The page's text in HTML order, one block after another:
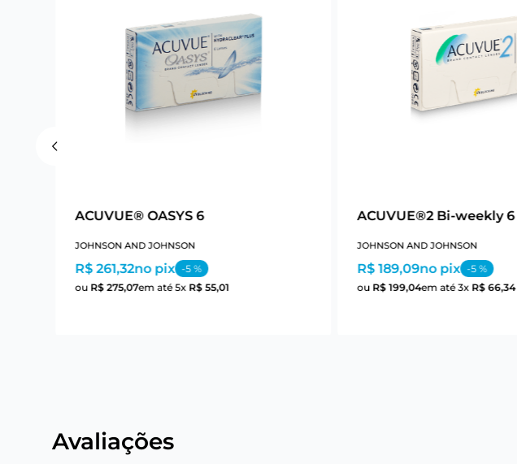
ACUVUE® OASYS 6
JOHNSON AND JOHNSON
R$ 261,32no pix -5%
ou R$ 275,07em até5x R$ 55,01
ACUVUE®2 Bi-weekly 6
JOHNSON AND JOHNSON
R$ 189,09no pix -5 %
ou R$ 199,04em até3x R$ 66,34
Avaliações